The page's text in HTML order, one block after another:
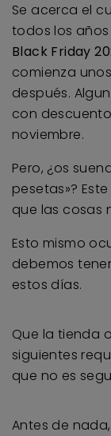
Se acerca el
todos los
Black Friday
comienza
después.
con
noviembre.
Pero, ¿os
pesetas»?
que las cosas
Esto mismo
debemos
estos días.
Que la tienda
siguientes
que no es
Antes de